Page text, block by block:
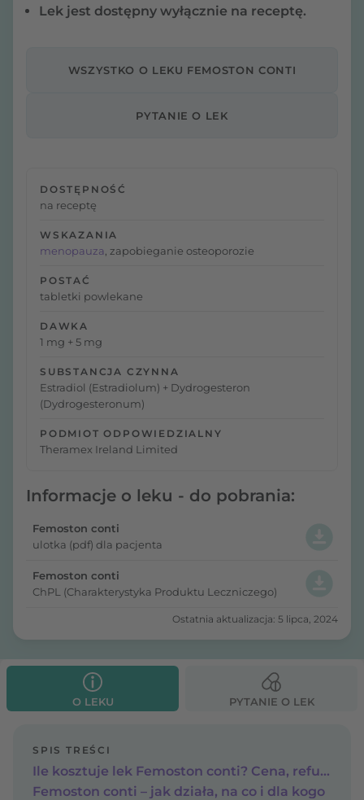
Lek jest dostępny wyłącznie na receptę.
WSZYSTKO O LEKU FEMOSTON CONTI
PYTANIE O LEK
DOSTĘPNOŚĆ
na receptę
WSKAZANIA
menopauza , zapobieganie osteoporozie
POSTAĆ
tabletki powlekane
DAWKA
1 mg + 5 mg
SUBSTANCJA CZYNNA
Estradiol (Estradiolum) + Dydrogesteron
(Dydrogesteronum)
PODMIOT ODPOWIEDZIALNY
Theramex Ireland Limited
Informacje o leku - do pobrania:
Femoston conti
ulotka (pdf) dla pacjenta
Femoston conti
ChPL (Charakterystyka Produktu Leczniczego)
Ostatnia aktualizacja: 5 lipca, 2024
O LEKU PYTANIE O LEK
SPIS TREŚCI
Ile kosztuje lek Femoston conti? Cena, refundacja
Femoston conti – jak działa, na co i dla kogo